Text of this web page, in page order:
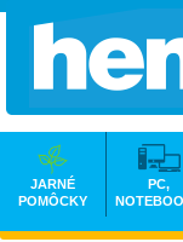
JARNÉ
POMÔCKY
PC,